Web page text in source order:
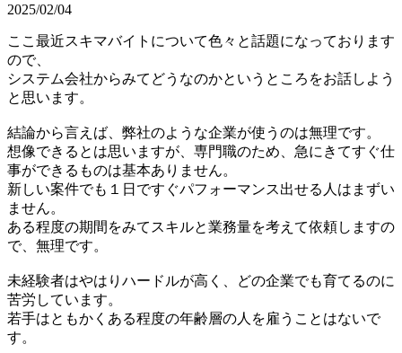
2025/02/04
ここ最近スキマバイトについて色々と話題になっております
ので、
システム会社からみてどうなのかというところをお話しよう
と思います。
結論から言えば、弊社のような企業が使うのは無理です。
想像できるとは思いますが、専門職のため、急にきてすぐ仕
事ができるものは基本ありません。
新しい案件でも１日ですぐパフォーマンス出せる人はまずい
ません。
ある程度の期間をみてスキルと業務量を考えて依頼しますの
で、無理です。
未経験者はやはりハードルが高く、どの企業でも育てるのに
苦労しています。
若手はともかくある程度の年齢層の人を雇うことはないで
す。